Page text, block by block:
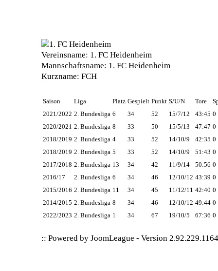
Vereinsname: 1. FC Heidenheim
Mannschaftsname: 1. FC Heidenheim
Kurzname: FCH
Saison Liga Platz Gespielt Punkt S/U/N Tore
2021/2022 2. Bundesliga 6 34 52 15/7/12 43:45 0
2020/2021 2. Bundesliga 8 33 50 15/5/13 47:47 0
2018/2019 2. Bundesliga 4 33 52 14/10/9 42:35 0
2018/2019 2. Bundesliga 5 33 52 14/10/9 51:43 0
2017/2018 2. Bundesliga 13 34 42 11/9/14 50:56 0
2016/17
2. Bundesliga 6 34 46 12/10/12 43:39 0
2015/2016 2. Bundesliga 11 34 45 11/12/11 42:40 0
2014/2015 2. Bundesliga 8 34 46 12/10/12 49:44 0
2022/2023 2. Bundesliga 1 34 67 19/10/5 67:36 0
:: Powered byJoomLeague -Version